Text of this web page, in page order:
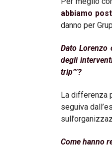
abbiamo
danno per
Dato Lorenzo
degli
trip”’?
La differenza
seguiva
Come hanno